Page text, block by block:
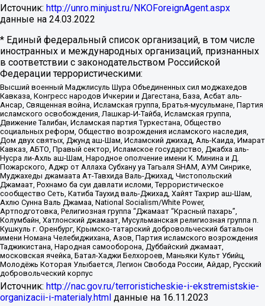
Источник: http://unro.minjust.ru/NKOForeignAgent.aspx
данные на 24.03.2022
* Единый федеральный список организаций, в том числе
иностранных и международных организаций, признанных
в соответствии с законодательством Российской
Федерации террористическими:
Высший военный Маджлисуль Шура Объединенных сил моджахедов
Кавказа, Конгресс народов Ичкерии и Дагестана, База, Асбат аль-
Ансар, Священная война, Исламская группа, Братья-мусульмане, Партия
исламского освобождения, Лашкар-И-Тайба, Исламская группа,
Движение Талибан, Исламская партия Туркестана, Общество
социальных реформ, Общество возрождения исламского наследия,
Дом двух святых, Джунд аш-Шам, Исламский джихад, Аль-Каида, Имарат
Кавказ, АБТО, Правый сектор, Исламское государство, Джабха аль-
Нусра ли-Ахль аш-Шам, Народное ополчение имени К. Минина и Д.
Пожарского, Аджр от Аллаха Субхану уа Тагьаля SHAM, АУМ Синрике,
Муджахеды джамаата Ат-Тавхида Валь-Джихад, Чистопольский
Джамаат, Рохнамо ба суи давлати исломи, Террористическое
сообщество Сеть, Катиба Таухид валь-Джихад, Хайят Тахрир аш-Шам,
Ахлю Сунна Валь Джамаа, National Socialism/White Power,
Артподготовка, Религиозная группа “Джамаат “Красный пахарь”,
Колумбайн, Хатлонский джамаат, Мусульманская религиозная группа п.
Кушкуль г. Оренбург, Крымско-татарский добровольческий батальон
имени Номана Челебиджихана, Азов, Партия исламского возрождения
Таджикистана, Народная самооборона, Дуббайский джамаат,
московская ячейка, Батал-Хаджи Белхороев, Маньяки Культ Убийц,
Молодёжь Которая Улыбается, Легион Свобода России, Айдар, Русский
добровольческий корпус
Источник: http://nac.gov.ru/terroristicheskie-i-ekstremistskie-
organizacii-i-materialy.html данные на 16.11.2023